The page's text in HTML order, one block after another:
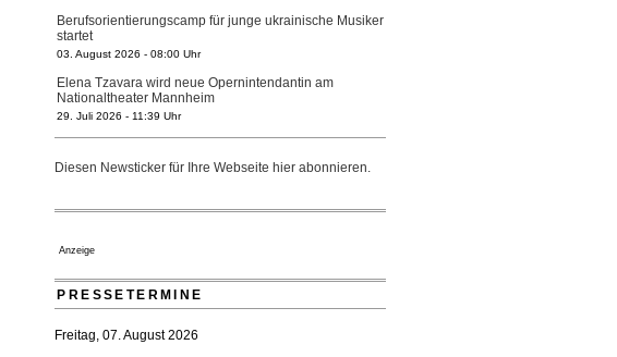
Berufsorientierungscamp für junge ukrainische Musiker
startet
03. August 2026 - 08:00 Uhr
Elena Tzavara wird neue Opernintendantin am
Nationaltheater Mannheim
29. Juli 2026 - 11:39 Uhr
geht 2027
Kammerorchester Heilbronn: Chefdirigent Risto Joost
Ensemblemitglieder
20. Juli 2026 - 18:15 Uhr
Bayreuth erwartet prominente Gäste zum Start der
Festspiele
Diesen Newsticker für Ihre Webseite hier abonnieren.
Anzeige
PRESSETERMINE
Freitag, 07. August 2026